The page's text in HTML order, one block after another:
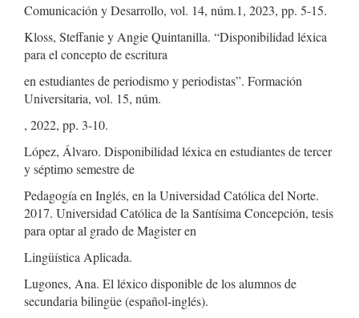
Comunicación y Desarrollo, vol. 14, núm.1, 2023, pp. 5-15.
Kloss, Steffanie y Angie Quintanilla. “Disponibilidad léxica
para el concepto de escritura
en estudiantes de periodismo y periodistas”. Formación
Universitaria, vol. 15, núm.
, 2022, pp. 3-10.
López, Álvaro. Disponibilidad léxica en estudiantes de tercer
y séptimo semestre de
Pedagogía en Inglés, en la Universidad Católica del Norte.
2017. Universidad Católica de la Santísima Concepción, tesis
para optar al grado de Magister en
Lingüística Aplicada.
Lugones, Ana. El léxico disponible de los alumnos de
secundaria bilingüe (español-inglés).